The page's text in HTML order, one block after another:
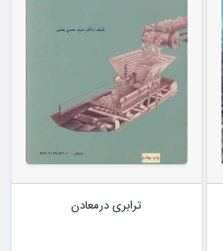
ترابری درمعادن